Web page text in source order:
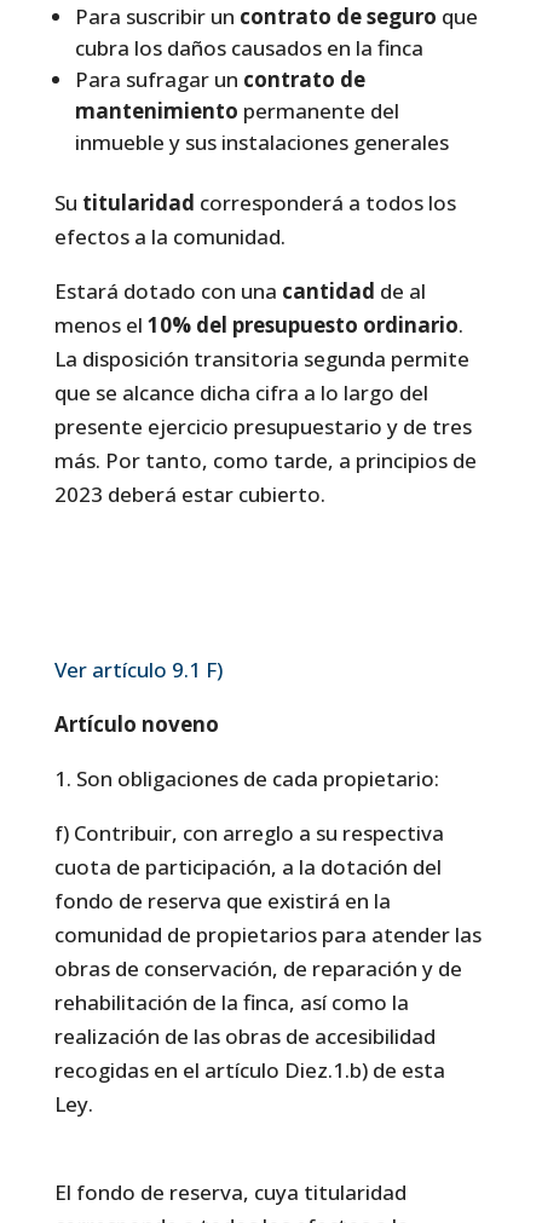
Para suscribir un contrato de seguro que
cubra los daños causados en la finca
Para sufragar un contrato de
mantenimiento permanente del
inmueble y sus instalaciones generales
Su titularidad corresponderá a todos los
efectos a la comunidad.
Estará dotado con una cantidad de al
menos el 10% del presupuesto ordinario.
La disposición transitoria segunda permite
que se alcance dicha cifra a lo largo del
presente ejercicio presupuestario y de tres
más. Por tanto, como tarde, a principios de
2023 deberá estar cubierto.
Ver artículo 9.1 F)
Artículo noveno
1. Son obligaciones de cada propietario:
f) Contribuir, con arreglo a su respectiva
cuota de participación, a la dotación del
fondo de reserva que existirá en la
comunidad de propietarios para atender las
obras de conservación, de reparación y de
rehabilitación de la finca, así como la
realización de las obras de accesibilidad
recogidas en el artículo Diez.1.b) de esta
Ley.
El fondo de reserva, cuya titularidad